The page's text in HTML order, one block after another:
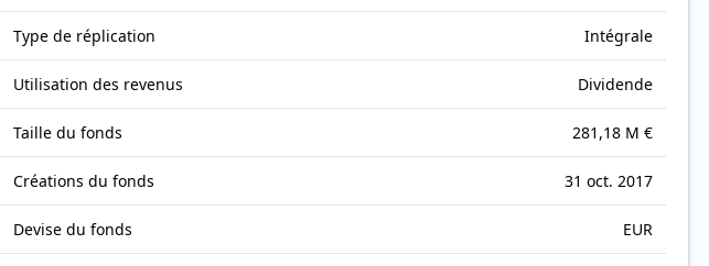
Type de réplication Intégrale
Utilisation des revenus Dividende
Taille du fonds 281,18 M €
Créations du fonds 31 oct. 2017
Devise du fonds EUR